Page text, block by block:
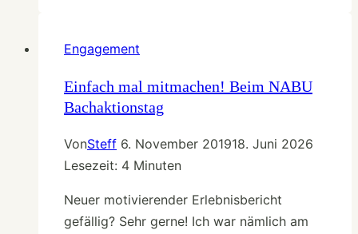
Forschung
einem
langen,
Leben
Engagement
Einfach mal mitmachen! Beim NABU
Bachaktionstag
VonSteff 6. November 201918. Juni 2026
Lesezeit: 4 Minuten
Neuer motivierender Erlebnisbericht
gefällig? Sehr gerne! Ich war nämlich am